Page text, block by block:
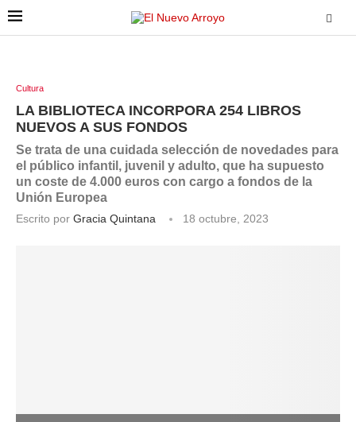
Cultura
LA BIBLIOTECA INCORPORA 254 LIBROS
NUEVOS A SUS FONDOS
Se trata de una cuidada selección de novedades para
el público infantil, juvenil y adulto, que ha supuesto
un coste de 4.000 euros con cargo a fondos de la
Unión Europea
Escrito por Gracia Quintana 18 octubre, 2023